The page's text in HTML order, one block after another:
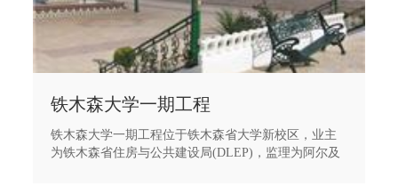
铁木森大学一期工程
铁木森大学一期工程位于铁木森省大学新校区，业主
为铁木森省住房与公共建设局(DLEP)，监理为阿尔及